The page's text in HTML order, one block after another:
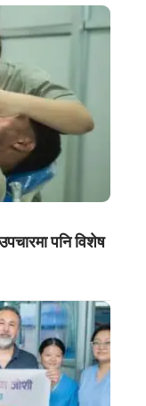
पनि विशेष